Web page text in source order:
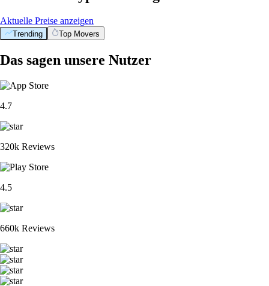
Aktuelle Preise anzeigen
Trending Top Movers
Das sagen unsere Nutzer
4.7
320k Reviews
4.5
660k Reviews